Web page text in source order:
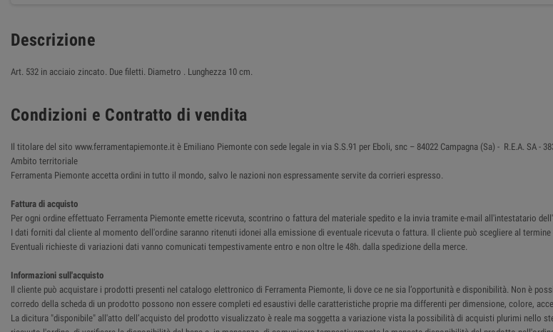
Descrizione
Art. 532 in acciaio zincato. Due filetti. Diametro . Lunghezza 10 cm.
Condizioni e Contratto di vendita
Il titolare del sito www.ferramentapiemonte.it è Emiliano Piemonte con sede legale in via S.S.91 per Eboli, snc – 84022 Campagna (Sa) - R.E.A. SA -
Ambito territoriale
Ferramenta Piemonte accetta ordini in tutto il mondo, salvo le nazioni non espressamente servite da corrieri espresso.
Fattura di acquisto
Per ogni ordine effettuato Ferramenta Piemonte emette ricevuta, scontrino o fattura del materiale spedito e la invia tramite e-mail all'intestatario
I dati forniti dal cliente al momento dell'ordine saranno ritenuti idonei alla emissione di eventuale ricevuta o fattura. Il cliente può scegliere al
Eventuali richieste di variazioni dati vanno comunicati tempestivamente entro e non oltre le 48h. dalla spedizione della merce.
Informazioni sull'acquisto
Il cliente può acquistare i prodotti presenti nel catalogo elettronico di Ferramenta Piemonte, li dove ce ne sia l’opportunità e disponibilità. Non è
corredo della scheda di un prodotto possono non essere completi ed esaustivi delle caratteristiche proprie ma differenti per dimensione, colore,
La dicitura "disponibile" all'atto dell’acquisto del prodotto visualizzato è reale ma soggetta a variazione vista la possibilità di acquisti plurimi nello